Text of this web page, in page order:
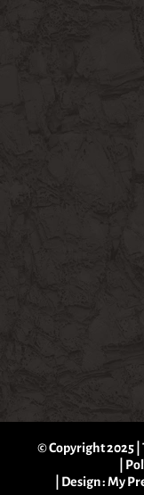
© Copyright 2025 |
| Design :My